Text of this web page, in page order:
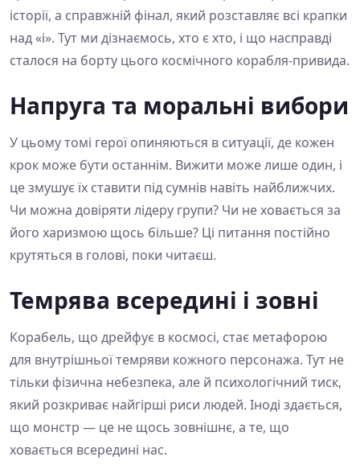
історії, а справжній фінал, який розставляє всі крапки
над «і». Тут ми дізнаємось, хто є хто, і що насправді
сталося на борту цього космічного корабля-привида.
Напруга та моральні вибори
У цьому томі герої опиняються в ситуації, де кожен
крок може бути останнім. Вижити може лише один, і
це змушує їх ставити під сумнів навіть найближчих.
Чи можна довіряти лідеру групи? Чи не ховається за
його харизмою щось більше? Ці питання постійно
крутяться в голові, поки читаєш.
Темрява всередині і зовні
Корабель, що дрейфує в космосі, стає метафорою
для внутрішньої темряви кожного персонажа. Тут не
тільки фізична небезпека, але й психологічний тиск,
який розкриває найгірші риси людей. Іноді здається,
що монстр — це не щось зовнішнє, а те, що
ховається всередині нас.